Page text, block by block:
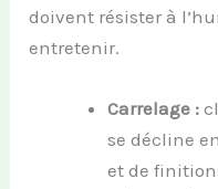
doivent résister à
entretenir.
Carrelage :
se décline
et de